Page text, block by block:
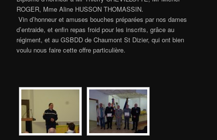
ROGER, Mme Aline HUSSON THOMASSIN.
Vin d’honneur et amuses bouches préparées par nos dames
d’entraide, et enfin repas froid pour les inscrits, grâce au
régiment, et au GSBDD de Chaumont St Dizier, qui ont bien
voulu nous faire cette offre particulière.